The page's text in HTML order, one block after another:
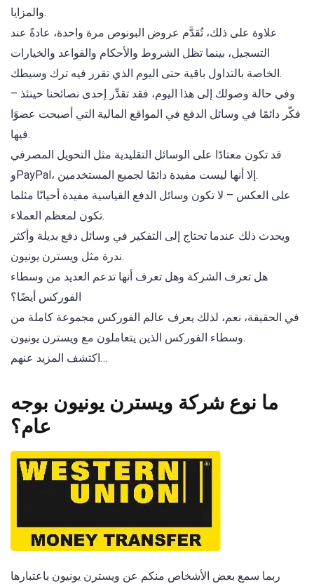
والمزايا.
علاوة على ذلك، تُقدَّم عروض البونوص مرة واحدة، عادةً عند
التسجيل، بينما تظل الشروط والأحكام والقواعد والخيارات
الخاصة بالتداول باقية حتى اليوم الذي تقرر فيه ترك وسيطك.
وفي حالة وصولك إلى هذا اليوم، فقد تقدِّر إحدى نصائحنا حينئذ –
فكّر دائمًا في وسائل الدفع في المواقع المالية التي أصبحت عضوًا
فيها.
قد تكون معتادًا على الوسائل التقليدية مثل التحويل المصرفي
وPayPal، إلا أنها ليست مفيدة دائمًا لجميع المستخدمين.
على العكس – لا تكون وسائل الدفع القياسية مفيدة أحيانًا مثلما
تكون لمعظم العملاء.
ويحدث ذلك عندما تحتاج إلى التفكير في وسائل دفع بديلة وأكثر
ندرة مثل ويسترن يونيون.
هل تعرف الشركة وهل تعرف أنها تدعم العديد من وسطاء
الفوركس أيضًا؟
في الحقيقة، نعم، لذلك يعرف عالم الفوركس مجموعة كاملة من
وسطاء الفوركس الذين يتعاملون مع ويسترن يونيون.
اكتشف المزيد عنهم…
ما نوع شركة ويسترن يونيون بوجه
عام؟
ربما سمع بعض الأشخاص منكم عن ويسترن يونيون باعتبارها